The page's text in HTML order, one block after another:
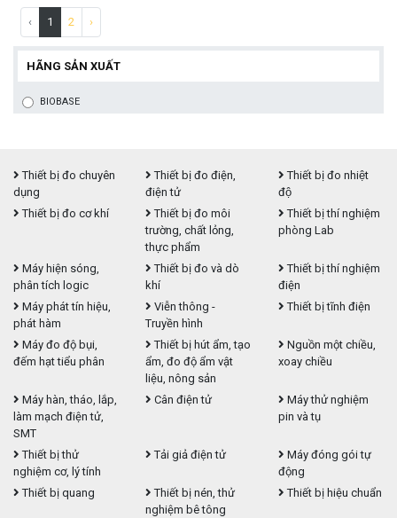
‹ 1 2 ›
HÃNG SẢN XUẤT
BIOBASE
Thiết bị đo chuyên
dụng
Thiết bị đo điện,
điện tử
Thiết bị đo nhiệt
độ
Thiết bị đo cơ khí
Thiết bị đo môi
trường, chất lỏng,
thực phẩm
Thiết bị thí nghiệm
phòng Lab
Máy hiện sóng,
phân tích logic
Thiết bị đo và dò
khí
Thiết bị thí nghiệm
điện
Máy phát tín hiệu,
phát hàm
Viễn thông -
Truyền hình
Thiết bị tĩnh điện
Máy đo độ bụi,
đếm hạt tiểu phân
Thiết bị hút ẩm, tạo
ẩm, đo độ ẩm vật
liệu, nông sản
Nguồn một chiều,
xoay chiều
Máy hàn, tháo, lắp,
làm mạch điện tử,
SMT
Cân điện tử
Máy thử nghiệm
pin và tụ
Thiết bị thử
nghiệm cơ, lý tính
Tải giả điện tử
Máy đóng gói tự
động
Thiết bị quang
Thiết bị nén, thử
nghiệm bê tông
Thiết bị hiệu chuẩn